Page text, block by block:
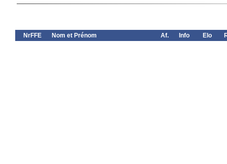
NrFFE Nom et Prénom Af. Info Elo